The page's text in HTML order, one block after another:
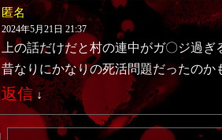
匿名
2024年5月21日 21:37
上の話だけだと村の連中がガ〇ジ過ぎ
昔なりにかなりの死活問題だったのか
返信 ↓